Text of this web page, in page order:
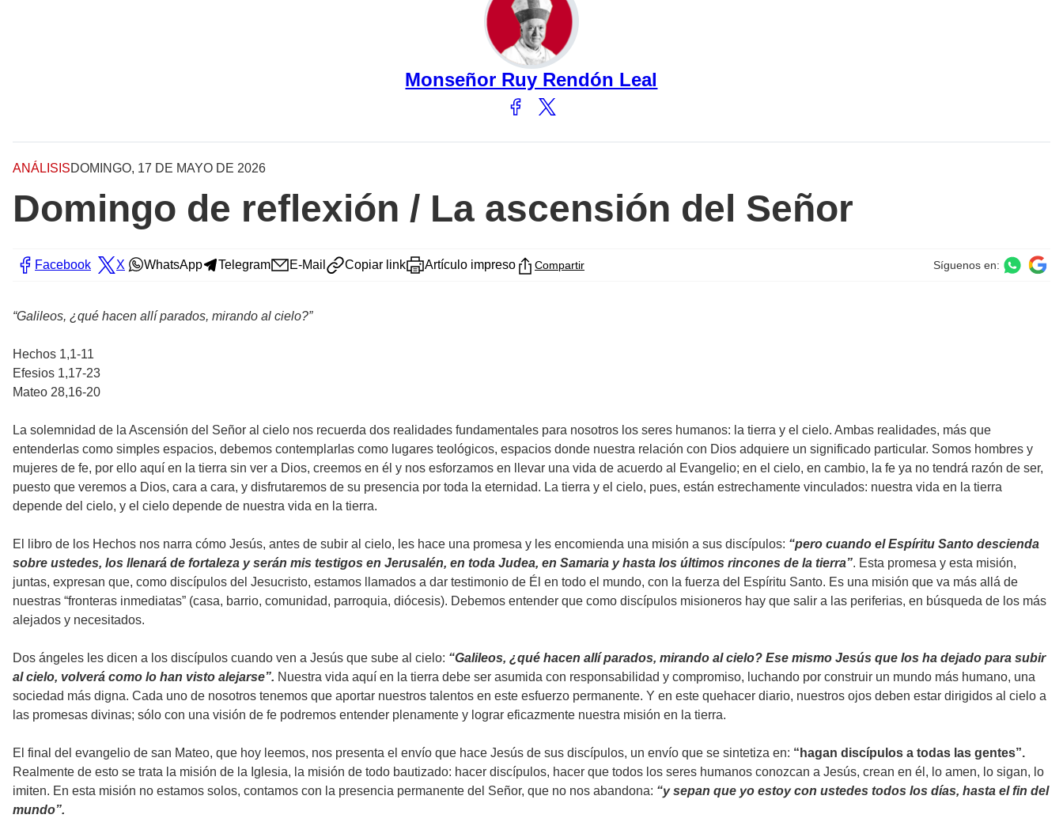
Monseñor Ruy Rendón Leal
ANÁLISISDOMINGO, 17 DE MAYO DE 2026
Domingo de reflexión / La ascensión del Señor
Facebook X WhatsApp Telegram E-Mail Copiar link Artículo impreso Compartir Síguenos en:
“Galileos, ¿qué hacen allí parados, mirando al cielo?”
Hechos 1,1-11
Efesios 1,17-23
Mateo 28,16-20
La solemnidad de la Ascensión del Señor al cielo nos recuerda dos realidades fundamentales para nosotros los seres humanos: la tierra y el cielo. Ambas realidades, más que
entenderlas como simples espacios, debemos contemplarlas como lugares teológicos, espacios donde nuestra relación con Dios adquiere un significado particular. Somos hombres y
mujeres de fe, por ello aquí en la tierra sin ver a Dios, creemos en él y nos esforzamos en llevar una vida de acuerdo al Evangelio; en el cielo, en cambio, la fe ya no tendrá razón de ser,
puesto que veremos a Dios, cara a cara, y disfrutaremos de su presencia por toda la eternidad. La tierra y el cielo, pues, están estrechamente vinculados: nuestra vida en la tierra
depende del cielo, y el cielo depende de nuestra vida en la tierra.
El libro de los Hechos nos narra cómo Jesús, antes de subir al cielo, les hace una promesa y les encomienda una misión a sus discípulos: “pero cuando el Espíritu Santo descienda
sobre ustedes, los llenará de fortaleza y serán mis testigos en Jerusalén, en toda Judea, en Samaria y hasta los últimos rincones de la tierra”. Esta promesa y esta misión,
juntas, expresan que, como discípulos del Jesucristo, estamos llamados a dar testimonio de Él en todo el mundo, con la fuerza del Espíritu Santo. Es una misión que va más allá de
nuestras “fronteras inmediatas” (casa, barrio, comunidad, parroquia, diócesis). Debemos entender que como discípulos misioneros hay que salir a las periferias, en búsqueda de los más
alejados y necesitados.
Dos ángeles les dicen a los discípulos cuando ven a Jesús que sube al cielo: “Galileos, ¿qué hacen allí parados, mirando al cielo? Ese mismo Jesús que los ha dejado para subir
al cielo, volverá como lo han visto alejarse”. Nuestra vida aquí en la tierra debe ser asumida con responsabilidad y compromiso, luchando por construir un mundo más humano, una
sociedad más digna. Cada uno de nosotros tenemos que aportar nuestros talentos en este esfuerzo permanente. Y en este quehacer diario, nuestros ojos deben estar dirigidos al cielo a
las promesas divinas; sólo con una visión de fe podremos entender plenamente y lograr eficazmente nuestra misión en la tierra.
El final del evangelio de san Mateo, que hoy leemos, nos presenta el envío que hace Jesús de sus discípulos, un envío que se sintetiza en: “hagan discípulos a todas las gentes”.
Realmente de esto se trata la misión de la Iglesia, la misión de todo bautizado: hacer discípulos, hacer que todos los seres humanos conozcan a Jesús, crean en él, lo amen, lo sigan, lo
imiten. En esta misión no estamos solos, contamos con la presencia permanente del Señor, que no nos abandona: “y sepan que yo estoy con ustedes todos los días, hasta el fin del
mundo”.